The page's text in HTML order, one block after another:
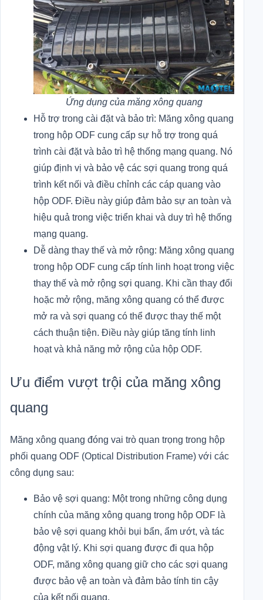
Ứng dụng của măng xông quang
Hỗ trợ trong cài đặt và bảo trì: Măng xông quang
trong hộp ODF cung cấp sự hỗ trợ trong quá
trình cài đặt và bảo trì hệ thống mạng quang. Nó
giúp định vị và bảo vệ các sợi quang trong quá
trình kết nối và điều chỉnh các cáp quang vào
hộp ODF. Điều này giúp đảm bảo sự an toàn và
hiệu quả trong việc triển khai và duy trì hệ thống
mạng quang.
Dễ dàng thay thế và mở rộng: Măng xông quang
trong hộp ODF cung cấp tính linh hoạt trong việc
thay thế và mở rộng sợi quang. Khi cần thay đổi
hoặc mở rộng, măng xông quang có thể được
mở ra và sợi quang có thể được thay thế một
cách thuận tiện. Điều này giúp tăng tính linh
hoạt và khả năng mở rộng của hộp ODF.
Ưu điểm vượt trội của măng xông
quang
Măng xông quang đóng vai trò quan trọng trong hộp
phối quang ODF (Optical Distribution Frame) với các
công dụng sau:
Bảo vệ sợi quang: Một trong những công dụng
chính của măng xông quang trong hộp ODF là
bảo vệ sợi quang khỏi bụi bẩn, ẩm ướt, và tác
động vật lý. Khi sợi quang được đi qua hộp
ODF, măng xông quang giữ cho các sợi quang
được bảo vệ an toàn và đảm bảo tính tin cậy
của kết nối quang.